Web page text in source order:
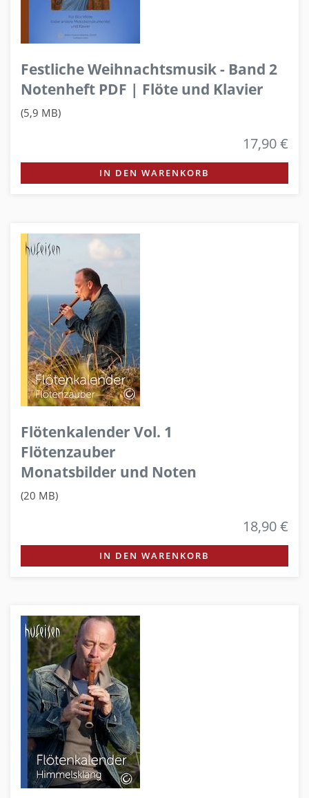
Festliche Weihnachtsmusik - Band 2
Notenheft PDF | Flöte und Klavier
(5,9 MB)
17,90 €
IN DEN WARENKORB
Flötenkalender Vol. 1
Flötenzauber
Monatsbilder und Noten
(20 MB)
18,90 €
IN DEN WARENKORB